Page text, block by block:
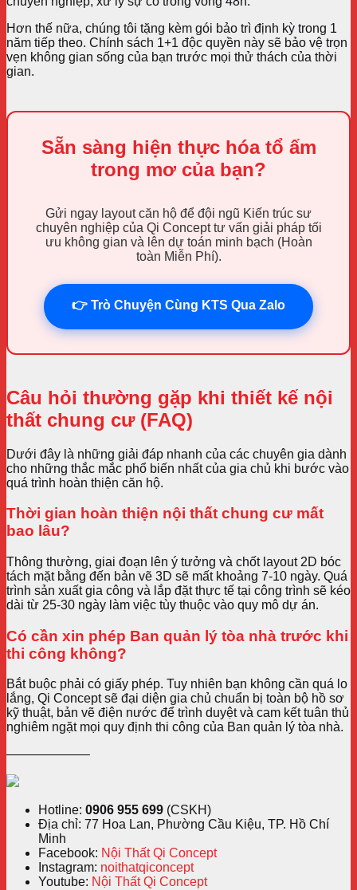
Hơn thế nữa, chúng tôi tặng kèm gói bảo trì định kỳ trong 1
năm tiếp theo. Chính sách 1+1 độc quyền này sẽ bảo vệ trọn
vẹn không gian sống của bạn trước mọi thử thách của thời
gian.
Sẵn sàng hiện thực hóa tổ ấm
trong mơ của bạn?
Gửi ngay layout căn hộ để đội ngũ Kiến trúc sư
chuyên nghiệp của Qi Concept tư vấn giải pháp tối
ưu không gian và lên dự toán minh bạch (Hoàn
toàn Miễn Phí).
👉 Trò Chuyện Cùng KTS Qua Zalo
Câu hỏi thường gặp khi thiết kế nội
thất chung cư (FAQ)
Dưới đây là những giải đáp nhanh của các chuyên gia dành
cho những thắc mắc phổ biến nhất của gia chủ khi bước vào
quá trình hoàn thiện căn hộ.
Thời gian hoàn thiện nội thất chung cư mất
bao lâu?
Thông thường, giai đoạn lên ý tưởng và chốt layout 2D bóc
tách mặt bằng đến bản vẽ 3D sẽ mất khoảng 7-10 ngày. Quá
trình sản xuất gia công và lắp đặt thực tế tại công trình sẽ kéo
dài từ 25-30 ngày làm việc tùy thuộc vào quy mô dự án.
Có cần xin phép Ban quản lý tòa nhà trước khi
thi công không?
Bắt buộc phải có giấy phép. Tuy nhiên bạn không cần quá lo
lắng, Qi Concept sẽ đại diện gia chủ chuẩn bị toàn bộ hồ sơ
kỹ thuật, bản vẽ điện nước để trình duyệt và cam kết tuân thủ
nghiêm ngặt mọi quy định thi công của Ban quản lý tòa nhà.
——————–
Hotline: 0906 955 699 (CSKH)
Địa chỉ: 77 Hoa Lan, Phường Cầu Kiệu, TP. Hồ Chí
Minh
Facebook: Nội Thất Qi Concept
Instagram: noithatqiconcept
Youtube: Nội Thất Qi Concept